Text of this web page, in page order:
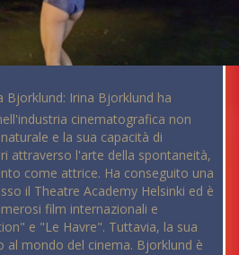
Bjorklund: Irina Bjorklund ha
cinematografica non
e la sua capacità di
attraverso l'arte della spontaneità,
come attrice. Ha conseguito una
il Theatre Academy Helsinki ed è
film internazionali e
e "Le Havre". Tuttavia, la sua
al mondo del cinema. Bjorklund è